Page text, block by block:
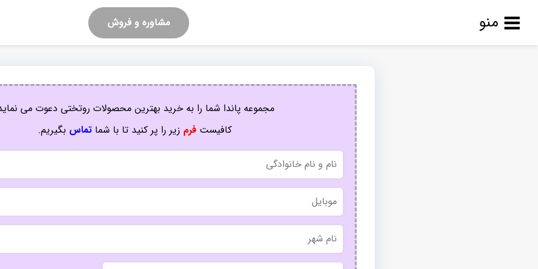
منو مشاوره و فروش
مجموعه پاندا شما را به خرید بهترین محصولات روتختی دعوت می
کافیستفرم زیر را پر کنید تا با شماتماس بگیریم.
و
نام
خانوادگی
موبایل
نام
شهر